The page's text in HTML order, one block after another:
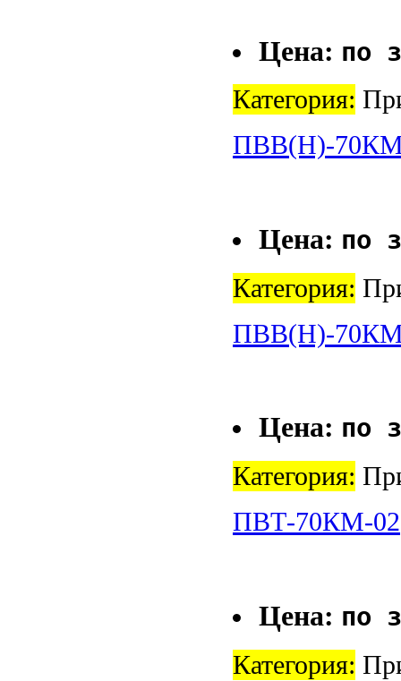
Цена: по
Категория:
ПВВ(Н)-
Цена: по
Категория:
ПВВ(Н)-
Цена: по
Категория:
ПВТ-70КМ-02
Цена: по
Категория: